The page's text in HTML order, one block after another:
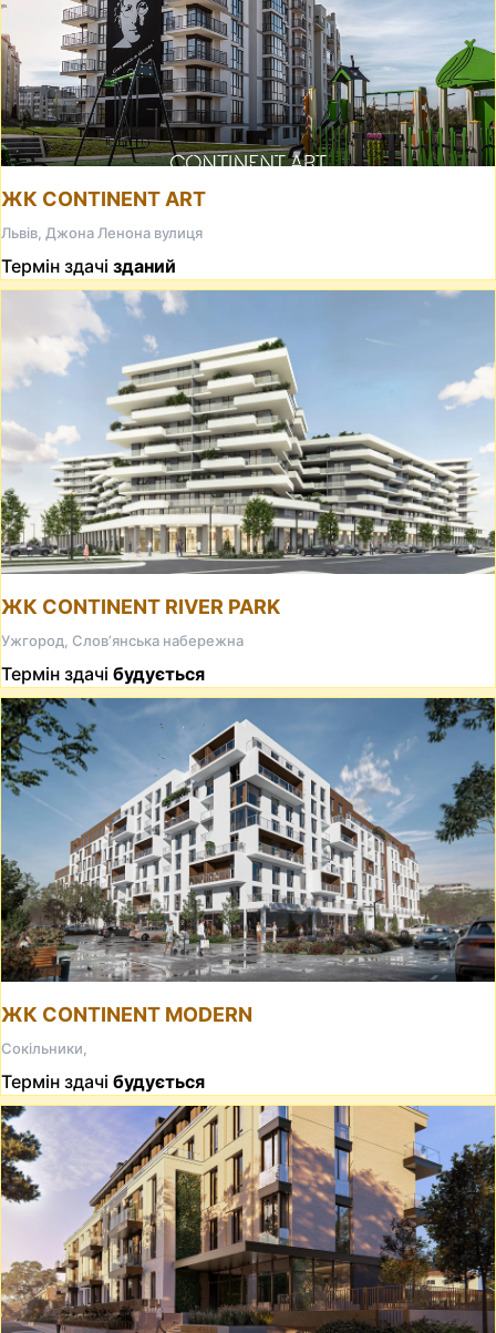
ЖК CONTINENT ART
Львів, Джона Ленона вулиця
Термін здачі зданий
ЖК CONTINENT RIVER PARK
Ужгород, Слов’янська набережна
Термін здачі будується
ЖК CONTINENT MODERN
Сокільники,
Термін здачі будується